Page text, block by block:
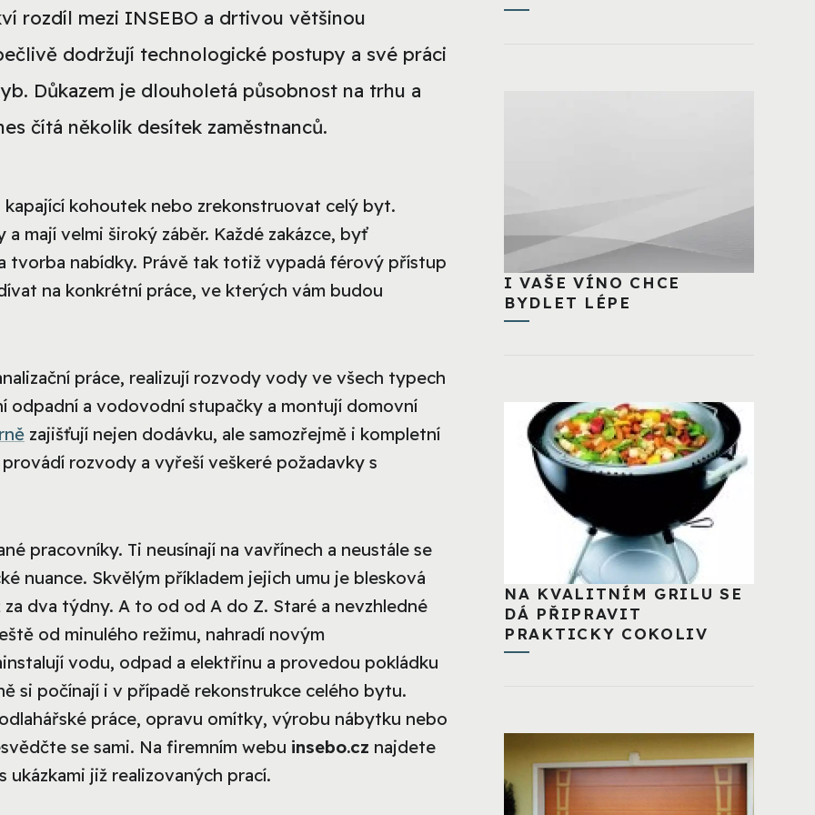
rozdíl mezi INSEBO a drtivou většinou
dodržují technologické postupy a své práci
Důkazem je dlouholetá působnost na trhu a
čítá několik desítek zaměstnanců.
kohoutek nebo zrekonstruovat celý byt.
a mají velmi široký záběr. Každé zakázce, byť
tvorba nabídky. Právě tak totiž vypadá férový přístup
na konkrétní práce, ve kterých vám budou
práce, realizují rozvody vody ve všech typech
a vodovodní stupačky a montují domovní
zajišťují nejen dodávku, ale samozřejmě i kompletní
rozvody a vyřeší veškeré požadavky s
pracovníky. Ti neusínají na vavřínech a neustále se
nuance. Skvělým příkladem jejich umu je blesková
dva týdny. A to od od A do Z. Staré a nevzhledné
od minulého režimu, nahradí novým
vodu, odpad a elektřinu a provedou pokládku
si počínají i v případě rekonstrukce celého bytu.
práce, opravu omítky, výrobu nábytku nebo
se sami. Na firemním webu insebo.cz najdete
již realizovaných prací.
I VAŠE VÍNO CHCE
BYDLET LÉPE
NA KVALITNÍM GRILU SE
DÁ PŘIPRAVIT
PRAKTICKY COKOLIV